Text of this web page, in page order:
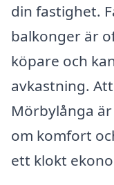
din fastighet.
balkonger är
köpare och
avkastning.
Mörbylånga
om komfort
ett klokt